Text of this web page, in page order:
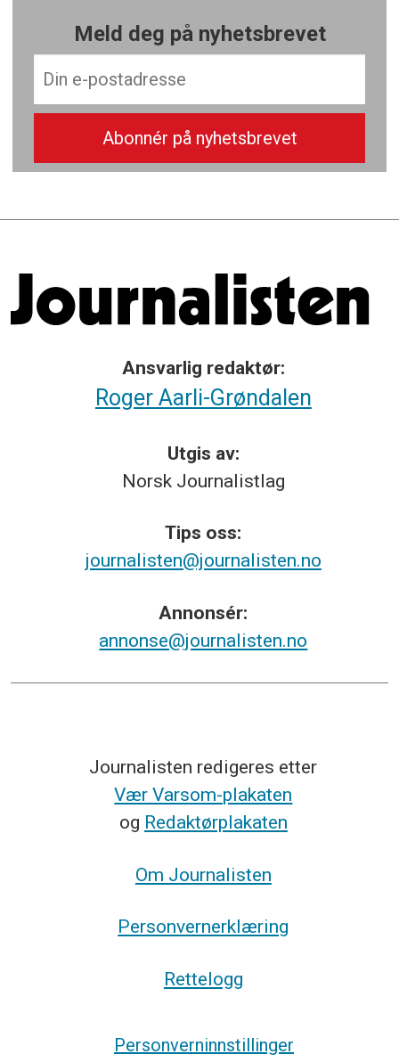
Meld deg på nyhetsbrevet
Ansvarlig redaktør:
Roger Aarli-Grøndalen
Utgis av:
Norsk Journalistlag
Tips oss:
journalisten@journalisten.no
Annonsér:
annonse@journalisten.no
Journalisten redigeres etter
Vær Varsom-plakaten
og Redaktørplakaten
Om Journalisten
Personvernerklæring
Rettelogg
Personverninnstillinger